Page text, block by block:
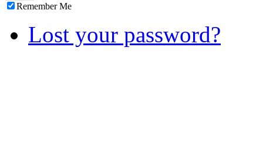
Remember Me
Lost your password?